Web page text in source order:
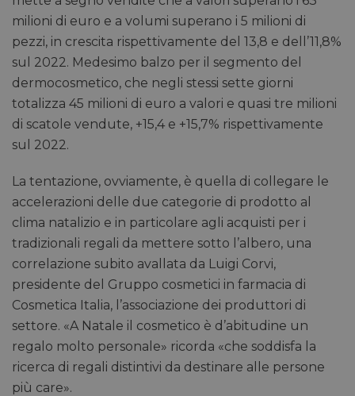
milioni di euro e a volumi superano i 5 milioni di
pezzi, in crescita rispettivamente del 13,8 e dell’11,8%
sul 2022. Medesimo balzo per il segmento del
dermocosmetico, che negli stessi sette giorni
totalizza 45 milioni di euro a valori e quasi tre milioni
di scatole vendute, +15,4 e +15,7% rispettivamente
sul 2022.
La tentazione, ovviamente, è quella di collegare le
accelerazioni delle due categorie di prodotto al
clima natalizio e in particolare agli acquisti per i
tradizionali regali da mettere sotto l’albero, una
correlazione subito avallata da Luigi Corvi,
presidente del Gruppo cosmetici in farmacia di
Cosmetica Italia, l’associazione dei produttori di
settore. «A Natale il cosmetico è d’abitudine un
regalo molto personale» ricorda «che soddisfa la
ricerca di regali distintivi da destinare alle persone
più care».